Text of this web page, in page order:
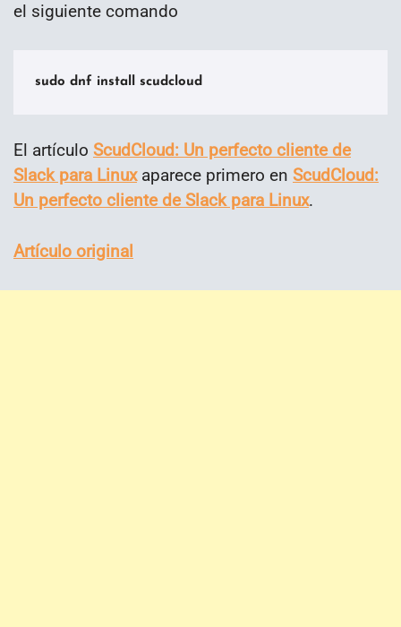
el siguiente comando
El artículo ScudCloud: Un perfecto cliente de
Slack para Linuxaparece primero en ScudCloud:
Un perfecto cliente de Slack para Linux.
Artículo original